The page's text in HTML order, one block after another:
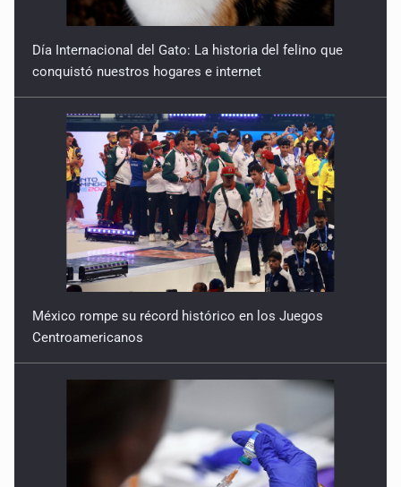
Día Internacional del Gato: La historia del felino que
conquistó nuestros hogares e internet
México rompe su récord histórico en los Juegos
Centroamericanos